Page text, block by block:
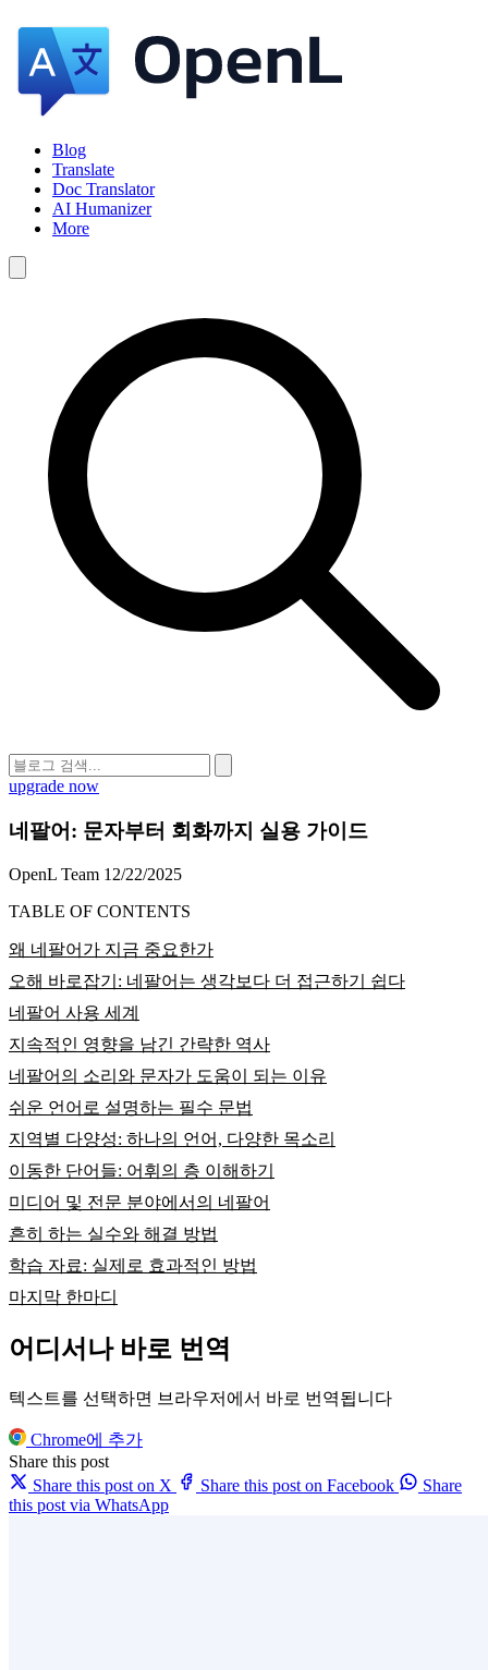
Blog
Translate
Doc Translator
AI Humanizer
More
upgrade now
네팔어: 문자부터 회화까지 실용 가이드
OpenL Team 12/22/2025
TABLE OF CONTENTS
왜 네팔어가 지금 중요한가
오해 바로잡기: 네팔어는 생각보다 더 접근하기 쉽다
네팔어 사용 세계
지속적인 영향을 남긴 간략한 역사
네팔어의 소리와 문자가 도움이 되는 이유
쉬운 언어로 설명하는 필수 문법
지역별 다양성: 하나의 언어, 다양한 목소리
이동한 단어들: 어휘의 층 이해하기
미디어 및 전문 분야에서의 네팔어
흔히 하는 실수와 해결 방법
학습 자료: 실제로 효과적인 방법
마지막 한마디
어디서나 바로 번역
텍스트를 선택하면 브라우저에서 바로 번역됩니다
Chrome에 추가
Share this post
Share this post on X
Share this post on Facebook
Share
this post via WhatsApp